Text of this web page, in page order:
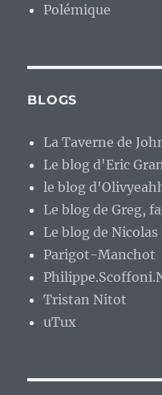
Polémique
BLOGS
La Taverne de
Le blog d'Eric
le blog
Le blog de Greg,
Le blog de
Parigot-Manchot
Tristan Nitot
uTux